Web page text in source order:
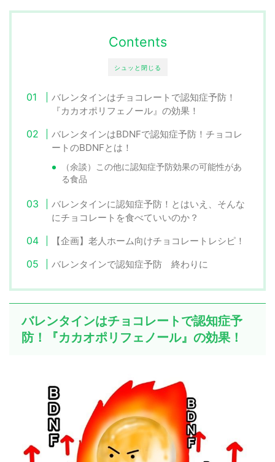
シュッと閉じる
Contents
バレンタインはチョコレートで認知症予防！
『カカオポリフェノール』の効果！
バレンタインはBDNFで認知症予防！チョコレ
ートのBDNFとは！
（余談）この他に認知症予防効果の可能性があ
る食品
バレンタインに認知症予防！とはいえ、そんな
にチョコレートを食べていいのか？
【企画】老人ホーム向けチョコレートレシピ！
バレンタインで認知症予防 終わりに
バレンタインはチョコレートで認知症予
防！『カカオポリフェノール』の効果！